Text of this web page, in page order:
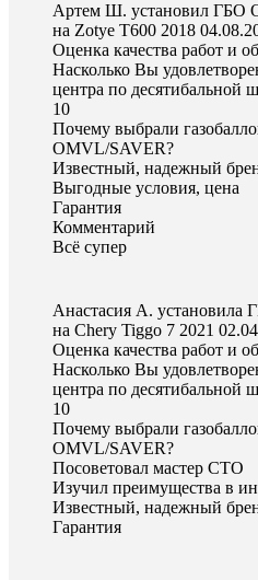
Артем Ш. установил ГБО
на Zotye T600 2018
Оценка качества работ и
Насколько Вы
центра по десятибальной
10
Почему выбрали
OMVL/SAVER?
Известный, надежный
Выгодные условия, цена
Гарантия
Комментарий
Всё супер
Анастасия А. установила
на Chery Tiggo 7 2021
Оценка качества работ и
Насколько Вы
центра по десятибальной
10
Почему выбрали
OMVL/SAVER?
Посоветовал мастер СТО
Изучил преимущества в
Известный, надежный
Гарантия